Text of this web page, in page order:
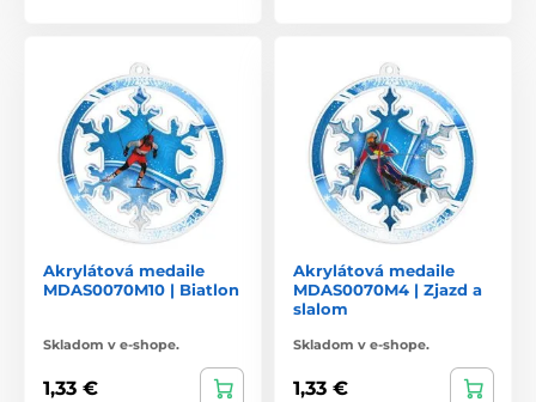
Akrylátová medaile
MDAS0070M10 | Biatlon
Skladom v e-shope.
1,33 €
Akrylátová medaile
MDAS0070M4 | Zjazd a
slalom
Skladom v e-shope.
1,33 €